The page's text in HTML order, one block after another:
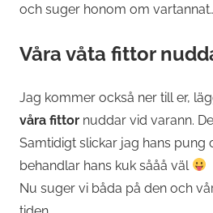
och suger honom om
Våra våta fittor
Jag kommer också ner till er,
våra fittor nuddar vid varann.
Samtidigt slickar jag hans pung
behandlar hans kuk sååå väl
Nu suger vi båda på den och